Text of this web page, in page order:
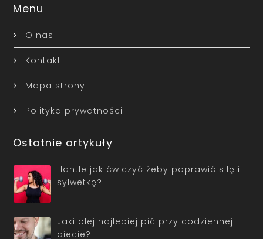
Menu
O nas
Kontakt
Mapa strony
Polityka prywatności
Ostatnie artykuły
Hantle jak ćwiczyć żeby poprawić siłę i
sylwetkę?
Jaki olej najlepiej pić przy codziennej
diecie?